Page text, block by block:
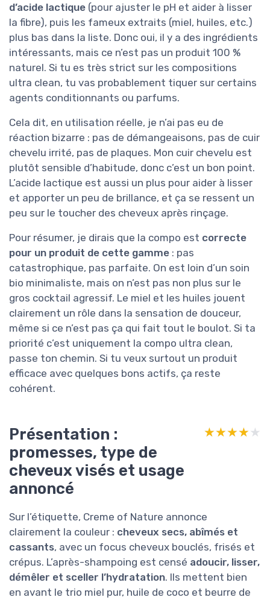
d’acide lactique (pour ajuster le pH et aider à lisser
la fibre), puis les fameux extraits (miel, huiles, etc.)
plus bas dans la liste. Donc oui, il y a des ingrédients
intéressants, mais ce n’est pas un produit 100 %
naturel. Si tu es très strict sur les compositions
ultra clean, tu vas probablement tiquer sur certains
agents conditionnants ou parfums.
Cela dit, en utilisation réelle, je n’ai pas eu de
réaction bizarre : pas de démangeaisons, pas de cuir
chevelu irrité, pas de plaques. Mon cuir chevelu est
plutôt sensible d’habitude, donc c’est un bon point.
L’acide lactique est aussi un plus pour aider à lisser
et apporter un peu de brillance, et ça se ressent un
peu sur le toucher des cheveux après rinçage.
Pour résumer, je dirais que la compo est correcte
pour un produit de cette gamme : pas
catastrophique, pas parfaite. On est loin d’un soin
bio minimaliste, mais on n’est pas non plus sur le
gros cocktail agressif. Le miel et les huiles jouent
clairement un rôle dans la sensation de douceur,
même si ce n’est pas ça qui fait tout le boulot. Si ta
priorité c’est uniquement la compo ultra clean,
passe ton chemin. Si tu veux surtout un produit
efficace avec quelques bons actifs, ça reste
cohérent.
Présentation :
promesses, type de
cheveux visés et usage
annoncé
★★★★★
★★★★★
Sur l’étiquette, Creme of Nature annonce
clairement la couleur : cheveux secs, abîmés et
cassants, avec un focus cheveux bouclés, frisés et
crépus. L’après-shampoing est censé adoucir, lisser,
démêler et sceller l’hydratation. Ils mettent bien
en avant le trio miel pur, huile de coco et beurre de